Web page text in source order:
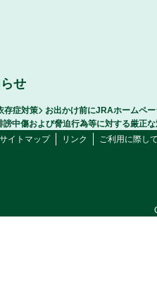
せ
存症対策
お出かけ前にJRAホームペ
謗中傷および脅迫行為等に対する厳正
サイトマップ リンク ご利用に際し